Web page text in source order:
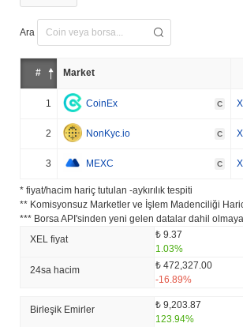
Ara
# Market
1 CoinEx C
2 NonKyc.io C
3 MEXC C
* fiyat/hacim hariç tutulan -aykırılık tespiti
** Komisyonsuz Marketler ve İşlem Madenciliği
*** Borsa API'sinden yeni gelen datalar dahil
XEL fiyat
₺ 9.37
1.03%
24sa hacim
₺ 472,327.00
-16.89%
Birleşik Emirler
₺ 9,203.87
123.94%